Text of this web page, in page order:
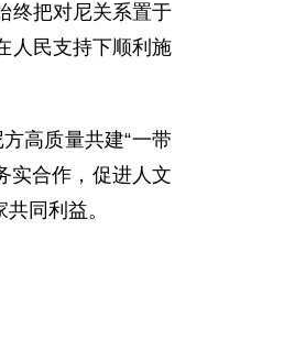
终把对尼关系置于
人民支持下顺利施
高质量共建“一带
实合作，促进人文
同利益。